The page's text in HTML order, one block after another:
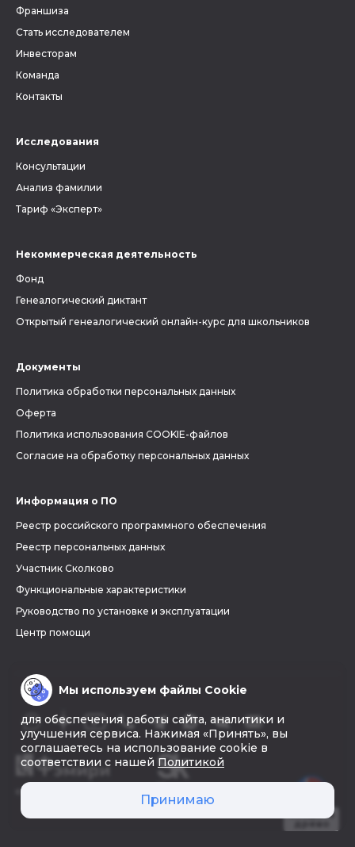
Франшиза
Стать исследователем
Инвесторам
Команда
Контакты
Исследования
Консультации
Анализ фамилии
Тариф «Эксперт»
Некоммерческая деятельность
Фонд
Генеалогический диктант
Открытый генеалогический онлайн-курс для школьников
Документы
Политика обработки персональных данных
Оферта
Политика использования COOKIE-файлов
Согласие на обработку персональных данных
Информация о ПО
Реестр российского программного обеспечения
Реестр персональных данных
Участник Сколково
Функциональные характеристики
Руководство по установке и эксплуатации
Центр помощи
© 2026 «Фэмири»
Мы используем файлы Cookie
для обеспечения работы сайта, аналитики и
улучшения сервиса. Нажимая «Принять», вы
соглашаетесь на использование cookie в
соответствии с нашей Политикой
Принимаю
Создать